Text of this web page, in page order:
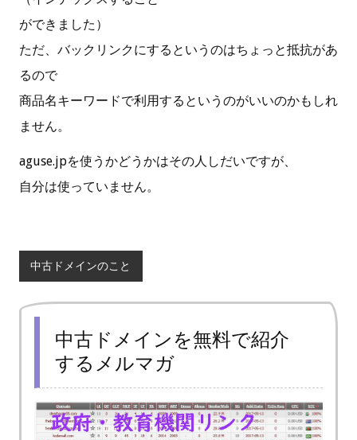
ができました）
ただ、バックリンクにするというのはちょっと抵抗があ
るので
商品名キーワードで利用するというのがいいのかもしれ
ません。
aguse.jpを使うかどうかはその人しだいですが、
自分は使っていません。
中古ドメインのこと
中古ドメインを無料で紹介
するメルマガ